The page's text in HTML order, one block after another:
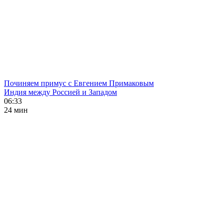
Починяем примус с Евгением Примаковым
Индия между Россией и Западом
06:33
24 мин